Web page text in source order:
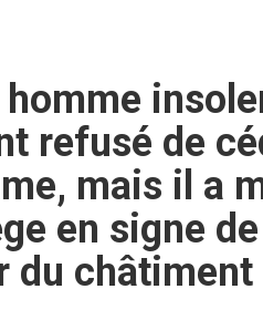
homme
refusé de
mais il a
en signe
du châtiment